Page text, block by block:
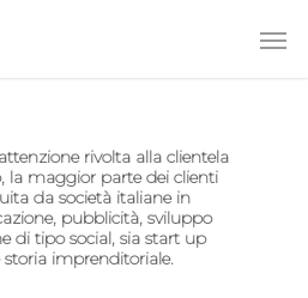
rivolta alla clientela
la maggior parte dei clienti
da società italiane in
pubblicità, sviluppo
di tipo social, sia start up
imprenditoriale.